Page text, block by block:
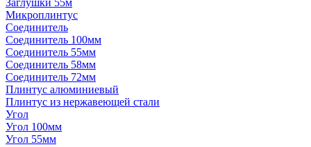
Заглушки 55м
Микроплинтус
Соединитель
Соединитель 100мм
Соединитель 55мм
Соединитель 58мм
Соединитель 72мм
Плинтус алюминиевый
Плинтус из нержавеющей стали
Угол
Угол 100мм
Угол 55мм